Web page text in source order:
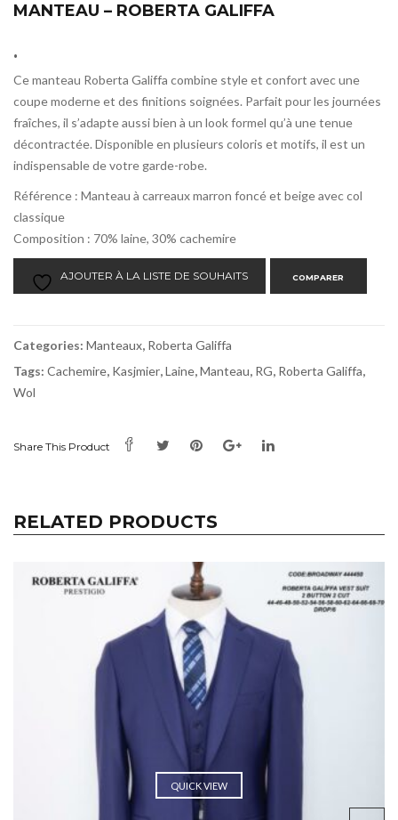
MANTEAU – ROBERTA GALIFFA
.
Ce manteau Roberta Galiffa combine style et confort avec une
coupe moderne et des finitions soignées. Parfait pour les journées
fraîches, il s’adapte aussi bien à un look formel qu’à une tenue
décontractée. Disponible en plusieurs coloris et motifs, il est un
indispensable de votre garde-robe.
Référence : Manteau à carreaux marron foncé et beige avec col
classique
Composition : 70% laine, 30% cachemire
AJOUTER À LA LISTE DE SOUHAITS COMPARER
Categories: Manteaux, Roberta Galiffa
Tags: Cachemire, Kasjmier,Laine,Manteau, RG, Roberta Galiffa,
Wol
Share This Product
RELATED PRODUCTS
QUICK VIEW